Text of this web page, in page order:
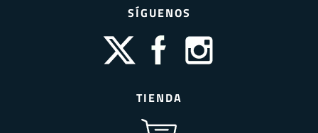
SÍGUENOS
TIENDA